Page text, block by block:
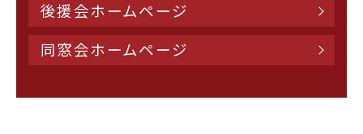
後援会ホームページ
同窓会ホームページ